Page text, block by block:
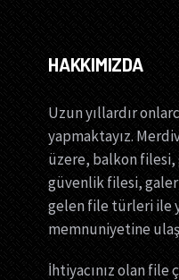
HAKKIMIZDA
Uzun yıllardır
yapmaktayız.
üzere, balkon filesi,
güvenlik filesi,
gelen file türleri ile
memnuniyetine
İhtiyacınız olan